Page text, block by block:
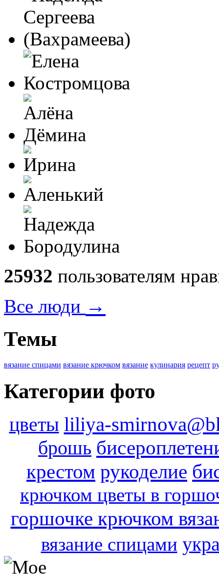
25932 пользователям
Все люди →
Темы
вязание спицами вязание крючком вязание кулинария рецепт
Категории фото
цветы liliya-
брошь
крестом рукоделие
крючком цветы в
горшочке крючком
вязание спицами